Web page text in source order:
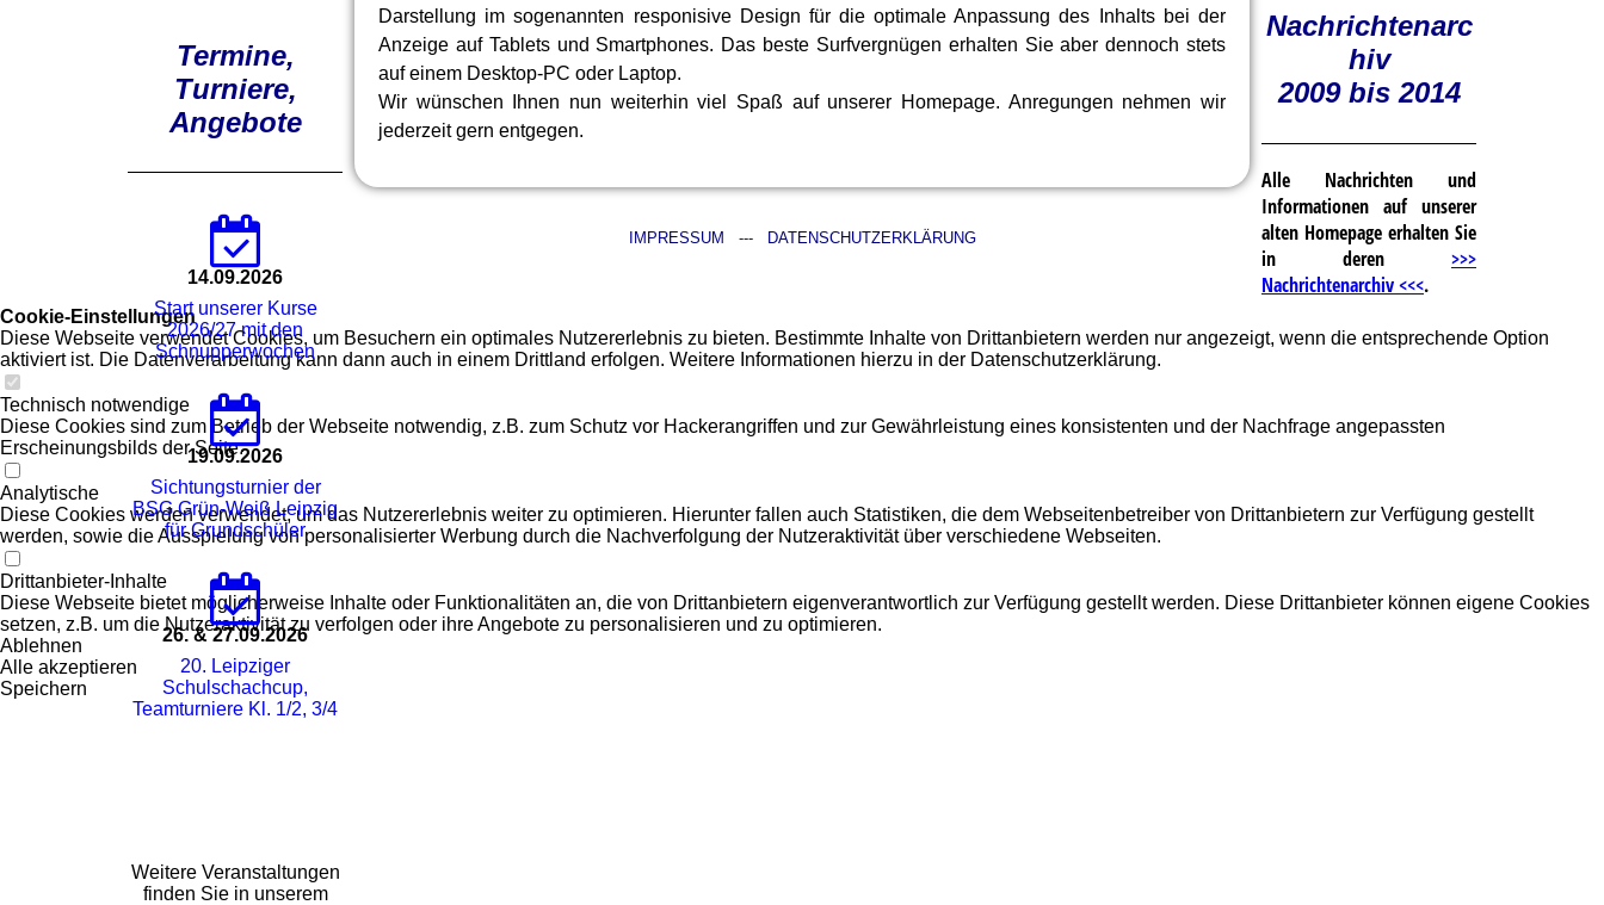
Darstellung im sogenannten responisive Design für die optimale Anpassung des Inhalts bei der
Anzeige auf Tablets und Smartphones. Das beste Surfvergnügen erhalten Sie aber dennoch stets
auf einem Desktop-PC oder Laptop.
Wir wünschen Ihnen nun weiterhin viel Spaß auf unserer Homepage. Anregungen nehmen wir
jederzeit gern entgegen.
IMPRESSUM --- DATENSCHUTZERKLÄRUNG
Termine,
Turniere,
Angebote
14.09.2026
Start unserer Kurse
2026/27 mit den
Schnupperwochen
19.09.2026
Sichtungsturnier der
BSG Grün-Weiß Leipzig
für Grundschüler
26. & 27.09.2026
20. Leipziger
Schulschachcup,
Teamturniere Kl. 1/2, 3/4
Weitere Veranstaltungen
finden Sie in unserem
Nachrichtenarc
hiv
2009 bis 2014
Alle Nachrichten und
Informationen auf unserer
alten Homepage erhalten Sie
in deren >>>
Nachrichtenarchiv <<<.
Cookie-Einstellungen
Diese Webseite verwendet Cookies, um Besuchern ein optimales Nutzererlebnis zu bieten. Bestimmte Inhalte von Drittanbietern werden nur angezeigt, wenn die entsprechende Option
aktiviert ist. Die Datenverarbeitung kann dann auch in einem Drittland erfolgen. Weitere Informationen hierzu in der Datenschutzerklärung.
Technisch notwendige
Diese Cookies sind zum Betrieb der Webseite notwendig, z.B. zum Schutz vor Hackerangriffen und zur Gewährleistung eines konsistenten und der Nachfrage angepassten
Erscheinungsbilds der Seite.
Analytische
Diese Cookies werden verwendet, um das Nutzererlebnis weiter zu optimieren. Hierunter fallen auch Statistiken, die dem Webseitenbetreiber von Drittanbietern zur Verfügung gestellt
werden, sowie die Ausspielung von personalisierter Werbung durch die Nachverfolgung der Nutzeraktivität über verschiedene Webseiten.
Drittanbieter-Inhalte
Diese Webseite bietet möglicherweise Inhalte oder Funktionalitäten an, die von Drittanbietern eigenverantwortlich zur Verfügung gestellt werden. Diese Drittanbieter können eigene Cookies
setzen, z.B. um die Nutzeraktivität zu verfolgen oder ihre Angebote zu personalisieren und zu optimieren.
Ablehnen
Alle akzeptieren
Speichern